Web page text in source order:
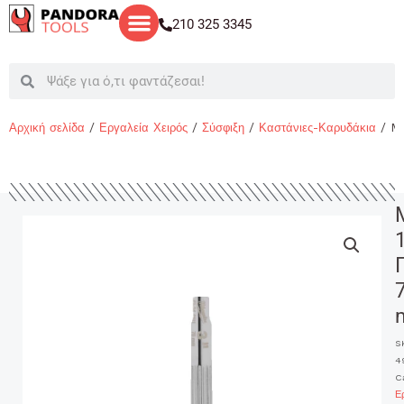
Μετάβαση
στο
210 325 3345
SearchSearch
Αρχική σελίδα / Εργαλεία Χειρός / Σύσφιξη / Καστάνιες-Καρυδάκια /